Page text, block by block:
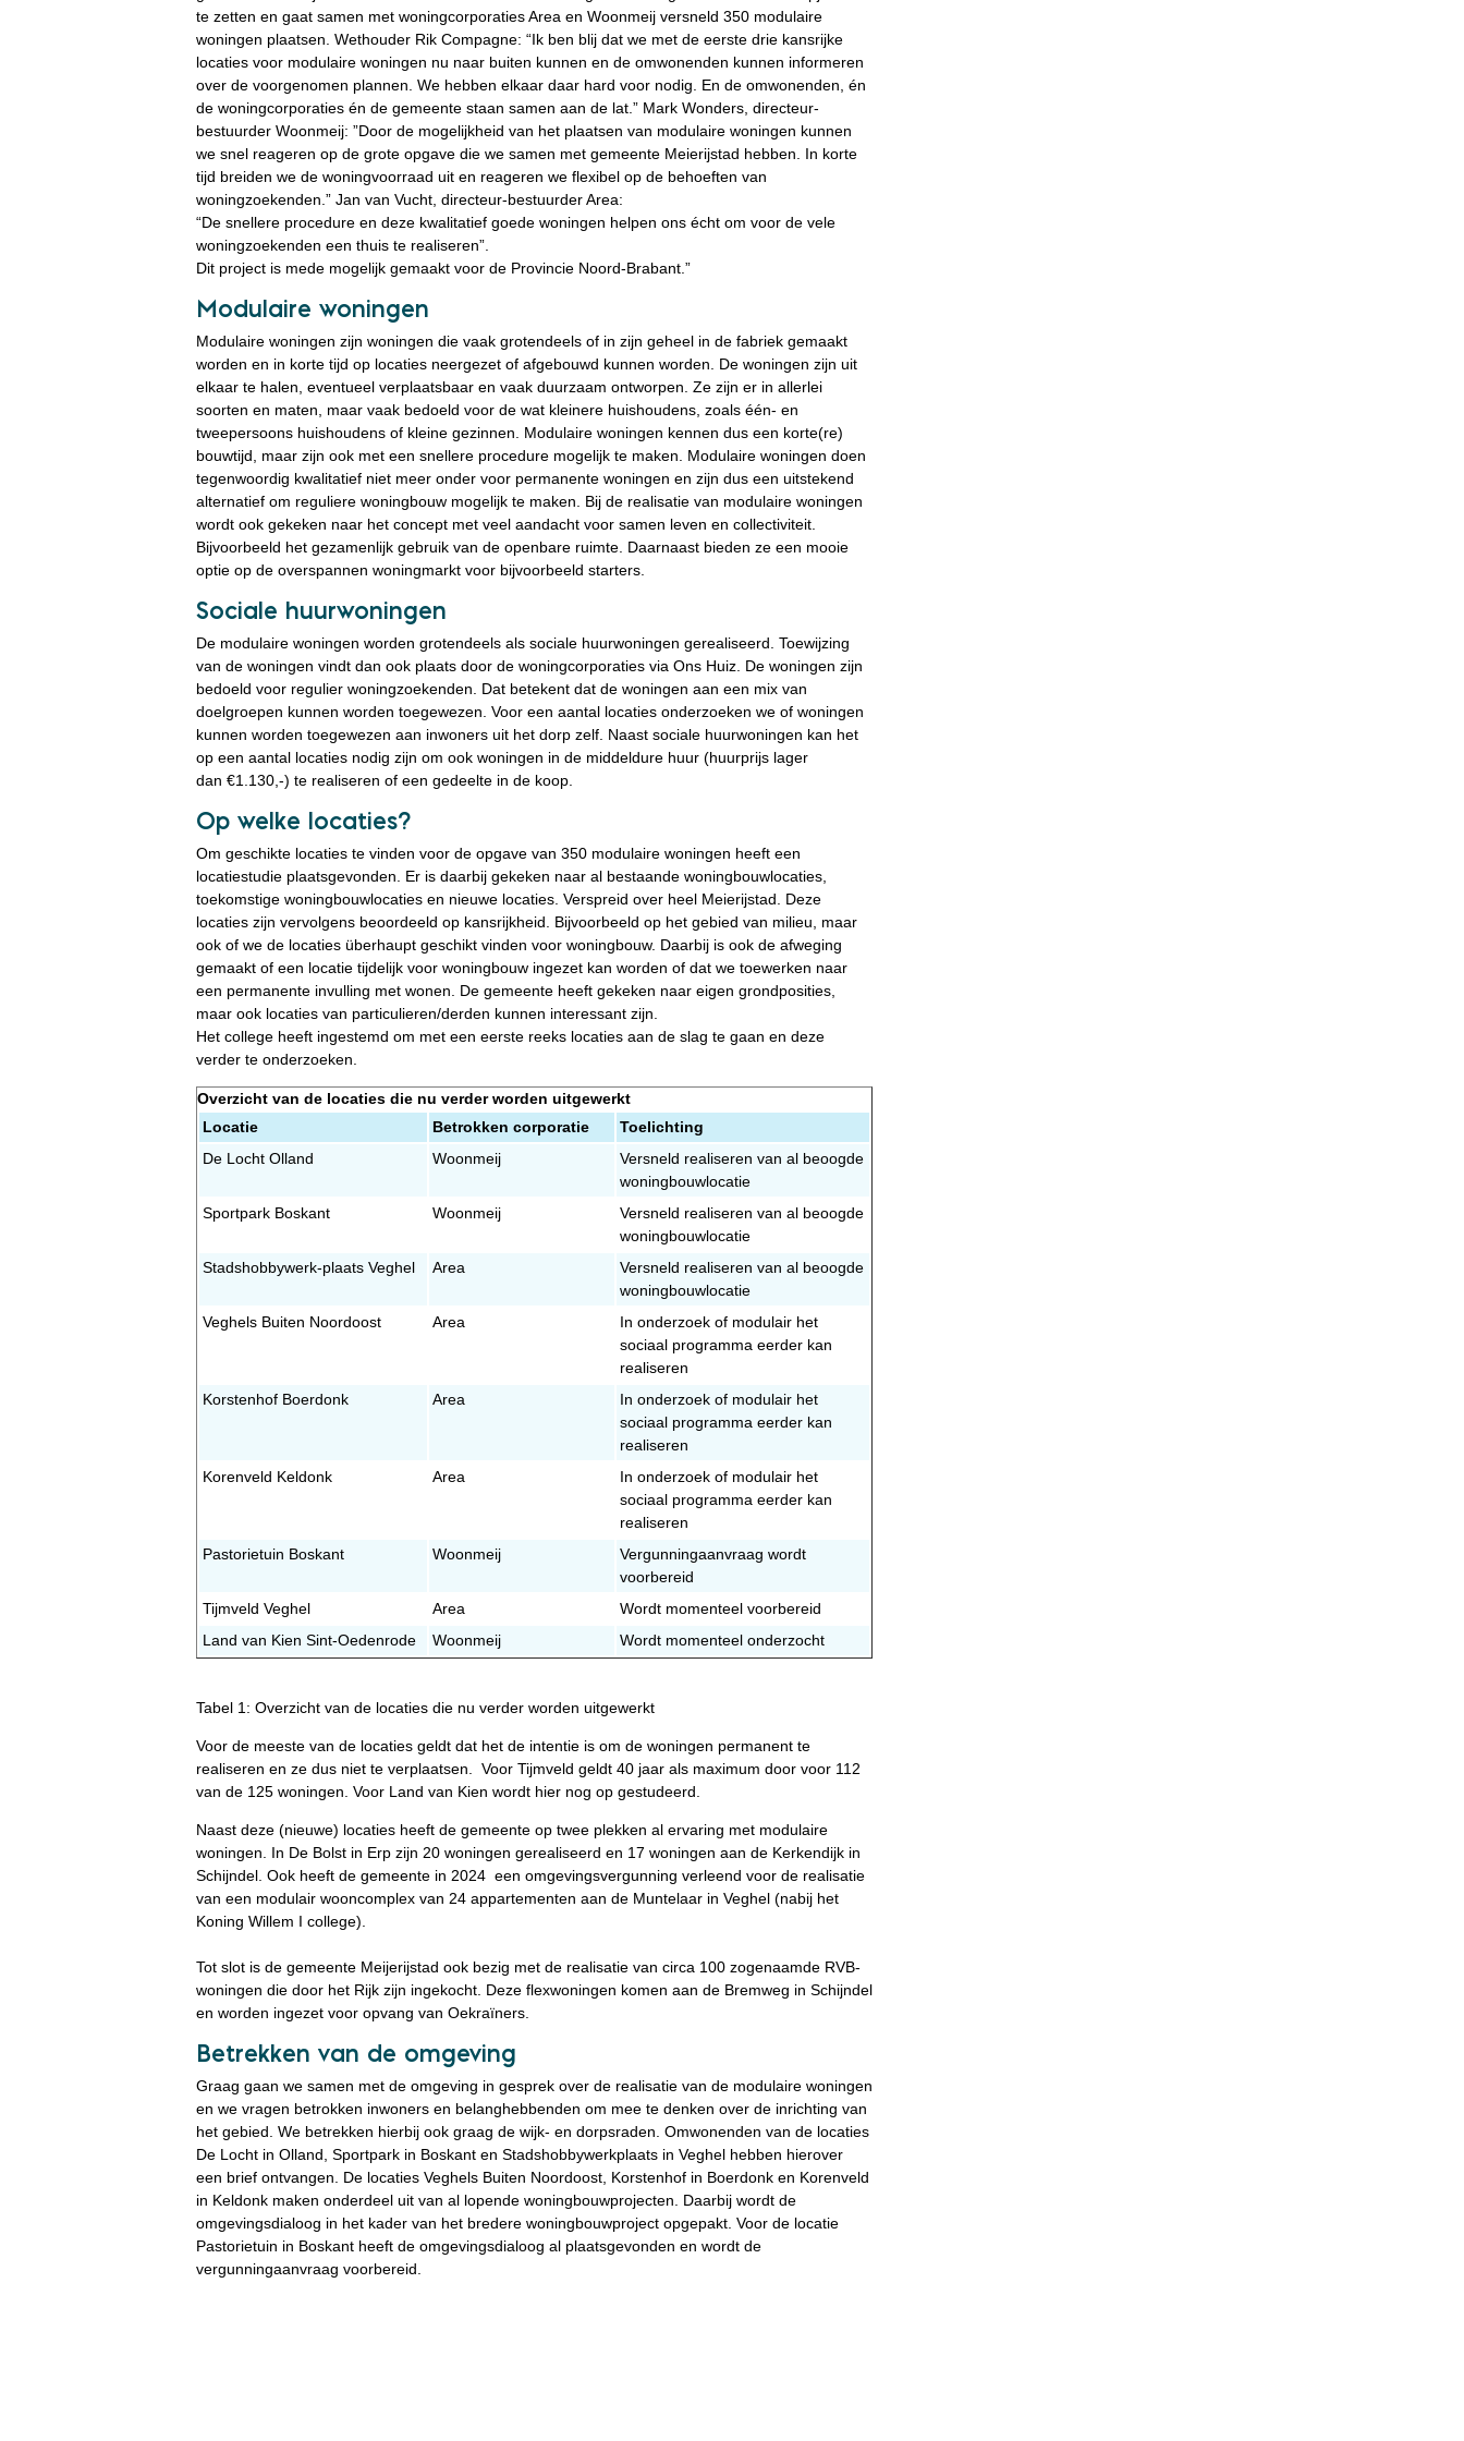
te zetten en gaat samen met woningcorporaties Area en Woonmeij versneld 350 modulaire
woningen plaatsen. Wethouder Rik Compagne: “Ik ben blij dat we met de eerste drie kansrijke
locaties voor modulaire woningen nu naar buiten kunnen en de omwonenden kunnen informeren
over de voorgenomen plannen. We hebben elkaar daar hard voor nodig. En de omwonenden, én
de woningcorporaties én de gemeente staan samen aan de lat.” Mark Wonders, directeur-
bestuurder Woonmeij: ”Door de mogelijkheid van het plaatsen van modulaire woningen kunnen
we snel reageren op de grote opgave die we samen met gemeente Meierijstad hebben. In korte
tijd breiden we de woningvoorraad uit en reageren we flexibel op de behoeften van
woningzoekenden.” Jan van Vucht, directeur-bestuurder Area:
“De snellere procedure en deze kwalitatief goede woningen helpen ons écht om voor de vele
woningzoekenden een thuis te realiseren”.
Dit project is mede mogelijk gemaakt voor de Provincie Noord-Brabant.”
Modulaire woningen
Modulaire woningen zijn woningen die vaak grotendeels of in zijn geheel in de fabriek gemaakt
worden en in korte tijd op locaties neergezet of afgebouwd kunnen worden. De woningen zijn uit
elkaar te halen, eventueel verplaatsbaar en vaak duurzaam ontworpen. Ze zijn er in allerlei
soorten en maten, maar vaak bedoeld voor de wat kleinere huishoudens, zoals één- en
tweepersoons huishoudens of kleine gezinnen. Modulaire woningen kennen dus een korte(re)
bouwtijd, maar zijn ook met een snellere procedure mogelijk te maken. Modulaire woningen doen
tegenwoordig kwalitatief niet meer onder voor permanente woningen en zijn dus een uitstekend
alternatief om reguliere woningbouw mogelijk te maken. Bij de realisatie van modulaire woningen
wordt ook gekeken naar het concept met veel aandacht voor samen leven en collectiviteit.
Bijvoorbeeld het gezamenlijk gebruik van de openbare ruimte. Daarnaast bieden ze een mooie
optie op de overspannen woningmarkt voor bijvoorbeeld starters.
Sociale huurwoningen
De modulaire woningen worden grotendeels als sociale huurwoningen gerealiseerd. Toewijzing
van de woningen vindt dan ook plaats door de woningcorporaties via Ons Huiz. De woningen zijn
bedoeld voor regulier woningzoekenden. Dat betekent dat de woningen aan een mix van
doelgroepen kunnen worden toegewezen. Voor een aantal locaties onderzoeken we of woningen
kunnen worden toegewezen aan inwoners uit het dorp zelf. Naast sociale huurwoningen kan het
op een aantal locaties nodig zijn om ook woningen in de middeldure huur (huurprijs lager
dan €1.130,-) te realiseren of een gedeelte in de koop.
Op welke locaties?
Om geschikte locaties te vinden voor de opgave van 350 modulaire woningen heeft een
locatiestudie plaatsgevonden. Er is daarbij gekeken naar al bestaande woningbouwlocaties,
toekomstige woningbouwlocaties en nieuwe locaties. Verspreid over heel Meierijstad. Deze
locaties zijn vervolgens beoordeeld op kansrijkheid. Bijvoorbeeld op het gebied van milieu, maar
ook of we de locaties überhaupt geschikt vinden voor woningbouw. Daarbij is ook de afweging
gemaakt of een locatie tijdelijk voor woningbouw ingezet kan worden of dat we toewerken naar
een permanente invulling met wonen. De gemeente heeft gekeken naar eigen grondposities,
maar ook locaties van particulieren/derden kunnen interessant zijn.
Het college heeft ingestemd om met een eerste reeks locaties aan de slag te gaan en deze
verder te onderzoeken.
Overzicht van de locaties die nu verder worden uitgewerkt
Locatie
Betrokken corporatie
Toelichting
De Locht Olland
Woonmeij
Versneld realiseren van al beoogde
woningbouwlocatie
Sportpark Boskant
Woonmeij
Versneld realiseren van al beoogde
woningbouwlocatie
Stadshobbywerk-plaats Veghel
Area
Versneld realiseren van al beoogde
woningbouwlocatie
Veghels Buiten Noordoost
Area
In onderzoek of modulair het
sociaal programma eerder kan
realiseren
Korstenhof Boerdonk
Area
In onderzoek of modulair het
sociaal programma eerder kan
realiseren
Korenveld Keldonk
Area
In onderzoek of modulair het
sociaal programma eerder kan
realiseren
Pastorietuin Boskant
Woonmeij
Vergunningaanvraag wordt
voorbereid
Tijmveld Veghel
Area
Wordt momenteel voorbereid
Land van Kien Sint-Oedenrode
Woonmeij Wordt momenteel onderzocht
Tabel 1: Overzicht van de locaties die nu verder worden uitgewerkt
Voor de meeste van de locaties geldt dat het de intentie is om de woningen permanent te
realiseren en ze dus niet te verplaatsen. Voor Tijmveld geldt 40 jaar als maximum door voor 112
van de 125 woningen. Voor Land van Kien wordt hier nog op gestudeerd.
Naast deze (nieuwe) locaties heeft de gemeente op twee plekken al ervaring met modulaire
woningen. In De Bolst in Erp zijn 20 woningen gerealiseerd en 17 woningen aan de Kerkendijk in
Schijndel. Ook heeft de gemeente in 2024 een omgevingsvergunning verleend voor de realisatie
van een modulair wooncomplex van 24 appartementen aan de Muntelaar in Veghel (nabij het
Koning Willem I college).
Tot slot is de gemeente Meijerijstad ook bezig met de realisatie van circa 100 zogenaamde RVB-
woningen die door het Rijk zijn ingekocht. Deze flexwoningen komen aan de Bremweg in Schijndel
en worden ingezet voor opvang van Oekraïners.
Betrekken van de omgeving
Graag gaan we samen met de omgeving in gesprek over de realisatie van de modulaire woningen
en we vragen betrokken inwoners en belanghebbenden om mee te denken over de inrichting van
het gebied. We betrekken hierbij ook graag de wijk- en dorpsraden. Omwonenden van de locaties
De Locht in Olland, Sportpark in Boskant en Stadshobbywerkplaats in Veghel hebben hierover
een brief ontvangen. De locaties Veghels Buiten Noordoost, Korstenhof in Boerdonk en Korenveld
in Keldonk maken onderdeel uit van al lopende woningbouwprojecten. Daarbij wordt de
omgevingsdialoog in het kader van het bredere woningbouwproject opgepakt. Voor de locatie
Pastorietuin in Boskant heeft de omgevingsdialoog al plaatsgevonden en wordt de
vergunningaanvraag voorbereid.